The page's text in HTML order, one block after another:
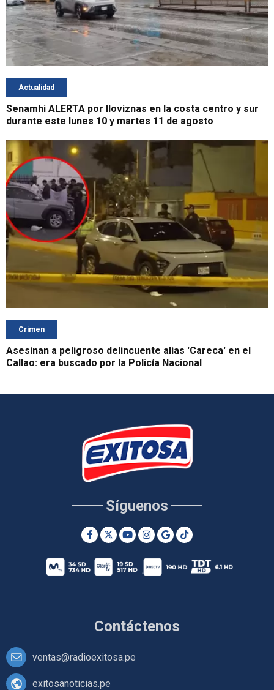
Actualidad
Senamhi ALERTA por lloviznas en la costa centro y sur
durante este lunes 10 y martes 11 de agosto
Crimen
Asesinan a peligroso delincuente alias 'Careca' en el
Callao: era buscado por la Policía Nacional
Contáctenos
ventas@radioexitosa.pe
exitosanoticias.pe
Síguenos